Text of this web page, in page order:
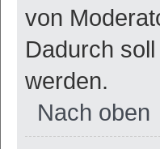
von
Dadurch
werden.
Nach oben